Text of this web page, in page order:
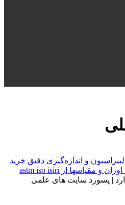
| پسورد سایت های علمی